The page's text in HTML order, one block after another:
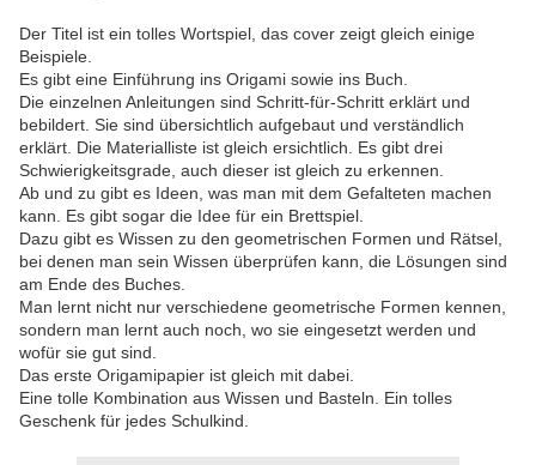
Der Titel ist ein tolles Wortspiel, das cover zeigt gleich einige
Beispiele.
Es gibt eine Einführung ins Origami sowie ins Buch.
Die einzelnen Anleitungen sind Schritt-für-Schritt erklärt und
bebildert. Sie sind übersichtlich aufgebaut und verständlich
erklärt. Die Materialliste ist gleich ersichtlich. Es gibt drei
Schwierigkeitsgrade, auch dieser ist gleich zu erkennen.
Ab und zu gibt es Ideen, was man mit dem Gefalteten machen
kann. Es gibt sogar die Idee für ein Brettspiel.
Dazu gibt es Wissen zu den geometrischen Formen und Rätsel,
bei denen man sein Wissen überprüfen kann, die Lösungen sind
am Ende des Buches.
Man lernt nicht nur verschiedene geometrische Formen kennen,
sondern man lernt auch noch, wo sie eingesetzt werden und
wofür sie gut sind.
Das erste Origamipapier ist gleich mit dabei.
Eine tolle Kombination aus Wissen und Basteln. Ein tolles
Geschenk für jedes Schulkind.